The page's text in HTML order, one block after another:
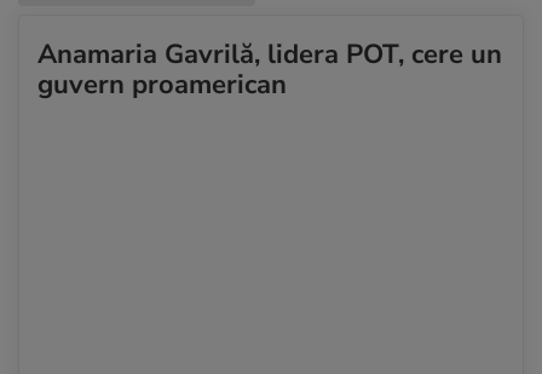
Anamaria Gavrilă, lidera POT, cere un
guvern proamerican